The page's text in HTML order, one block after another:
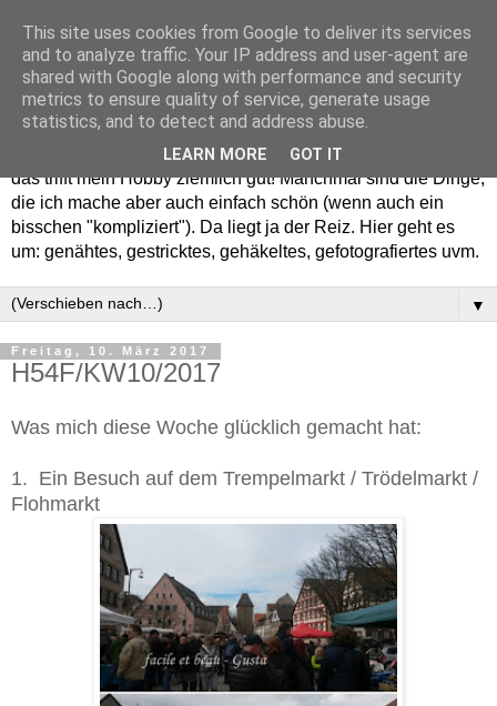
Willkommen in meinem "Wohnzimmer". Einfach und schön -
das trifft mein Hobby ziemlich gut! Manchmal sind die Dinge,
die ich mache aber auch einfach schön (wenn auch ein
bisschen "kompliziert"). Da liegt ja der Reiz. Hier geht es
um: genähtes, gestricktes, gehäkeltes, gefotografiertes uvm.
▼
Freitag, 10. März 2017
H54F/KW10/2017
Was mich diese Woche glücklich gemacht hat:
1. Ein Besuch auf dem Trempelmarkt / Trödelmarkt /
Flohmarkt
This site uses cookies from Google to deliver its services
and to analyze traffic. Your IP address and user-agent are
shared with Google along with performance and security
metrics to ensure quality of service, generate usage
statistics, and to detect and address abuse.
LEARN MORE GOT IT